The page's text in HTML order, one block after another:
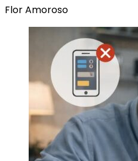
Flor Amoroso